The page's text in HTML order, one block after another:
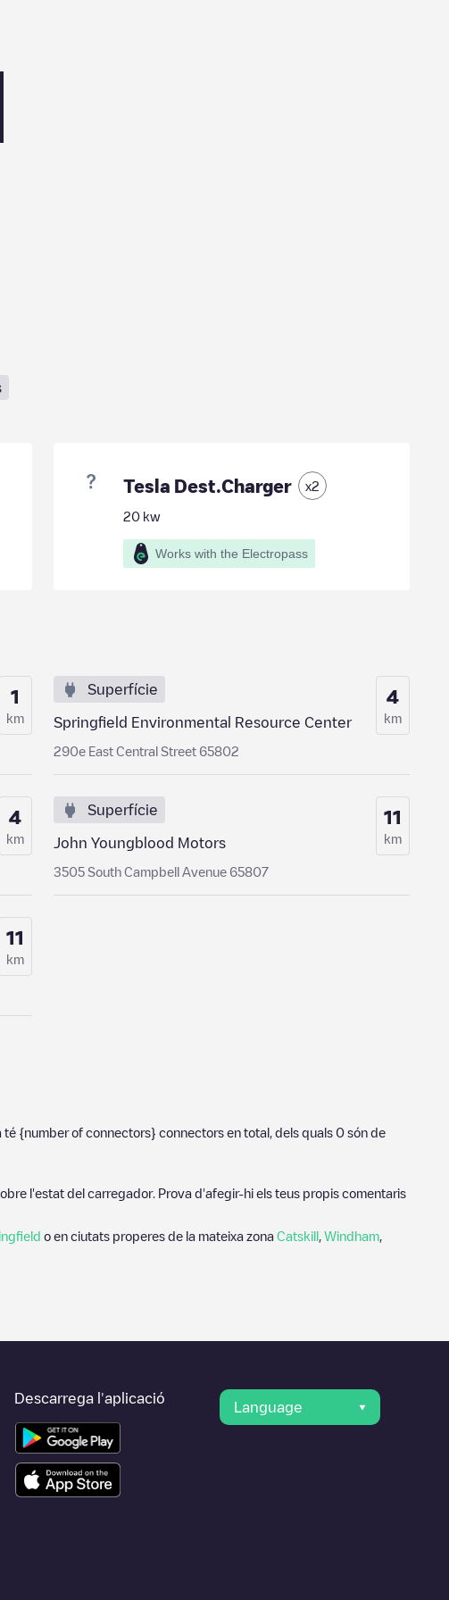
Tesla Dest.Charger x2
20 kw
Works with the Electropass
1
km
Superfície
Springfield Environmental Resource Center
290e East Central Street 65802
4
km
4
km
Superfície
John Youngblood Motors
3505 South Campbell Avenue 65807
11
km
11
km
té {number of connectors} connectors en total, dels quals 0 són de
l'estat del carregador. Prova d'afegir-hi els teus propis comentaris
o en ciutats properes de la mateixa zona Catskill Windham
Descarrega l'aplicació
Language